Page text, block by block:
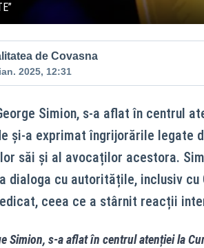
de Covasna
2025, 12:31
Simion, s-a aflat în centrul
și-a exprimat îngrijorările legate
săi și al avocaților acestora.
dialoga cu autoritățile, inclusiv cu
ceea ce a stârnit reacții
Simion, s-a aflat în centrul atenției la